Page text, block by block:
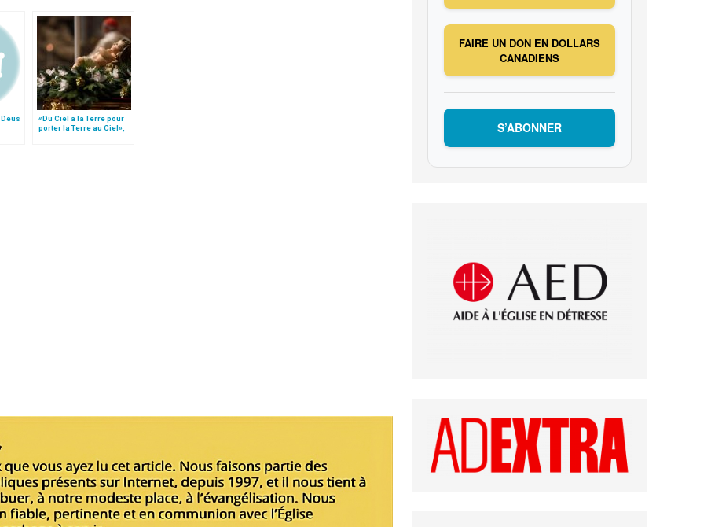
«Du Ciel à la Terre pour
porter la Terre au Ciel»,
FAIRE UN DON EN DOLLARS
CANADIENS
S’ABONNER